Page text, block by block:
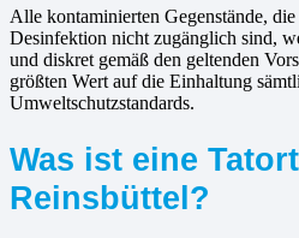
Alle kontaminierten Gegenstände,
Desinfektion nicht zugänglich sind,
und diskret gemäß den geltenden
größten Wert auf die Einhaltung
Umweltschutzstandards.
Was ist eine
Reinsbüttel?